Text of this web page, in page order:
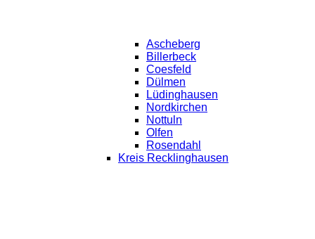
Ascheberg
Billerbeck
Coesfeld
Dülmen
Lüdinghausen
Nordkirchen
Nottuln
Olfen
Rosendahl
Kreis Recklinghausen